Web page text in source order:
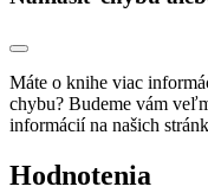
Máte o knihe viac
chybu? Budeme vám
informácií na našich
Hodnotenia